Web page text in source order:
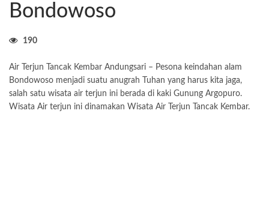
Bondowoso
190
Air Terjun Tancak Kembar Andungsari – Pesona keindahan alam
Bondowoso menjadi suatu anugrah Tuhan yang harus kita jaga,
salah satu wisata air terjun ini berada di kaki Gunung Argopuro.
Wisata Air terjun ini dinamakan Wisata Air Terjun Tancak Kembar.